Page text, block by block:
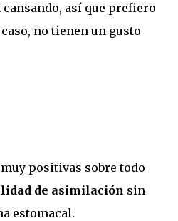
cansando, así que prefiero
no tienen un gusto
positivas sobre todo
de asimilación sin
estomacal.